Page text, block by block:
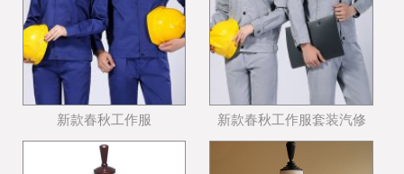
新款春秋工作服 新款春秋工作服套装汽修